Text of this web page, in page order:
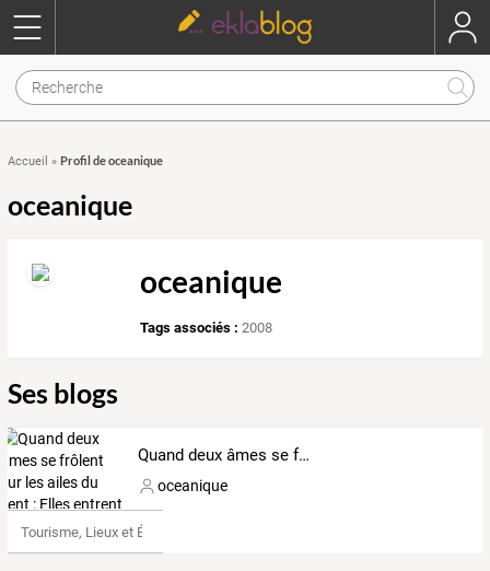
Accueil » Profil de oceanique
oceanique
oceanique
Tags associés : 2008
Ses blogs
Quand deux âmes se frôlent sur les ailes du vent : Elles entrent en terre de partage.
oceanique
Tourisme, Lieux et Événements